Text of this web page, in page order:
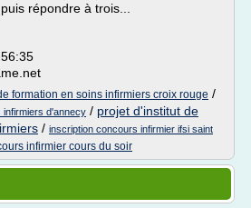
répondre à trois...
formation en soins infirmiers croix rouge /
infirmiers d'annecy / projet d'institut de
/ inscription concours infirmier ifsi saint
infirmier cours du soir